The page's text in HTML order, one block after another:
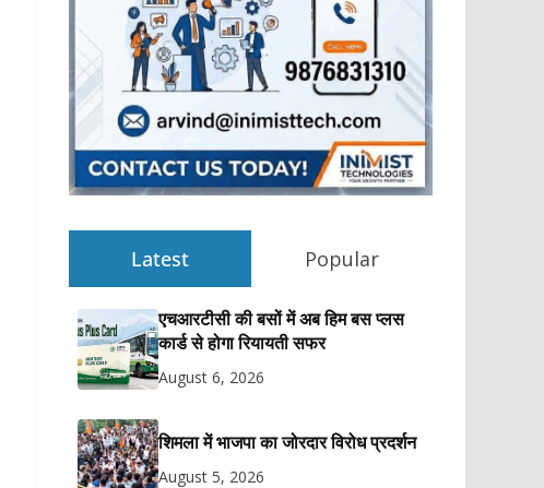
Latest Popular
एचआरटीसी की बसों में अब हिम बस प्लस
कार्ड से होगा रियायती सफर
August 6, 2026
शिमला में भाजपा का जोरदार विरोध प्रदर्शन
August 5, 2026